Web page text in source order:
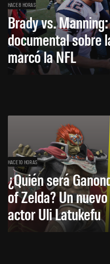
HACE 8 HORAS
Brady vs.
documental sobre
marcó la NFL
HACE 10 HORAS
¿Quién será
of Zelda? Un
actor Uli Latukefu